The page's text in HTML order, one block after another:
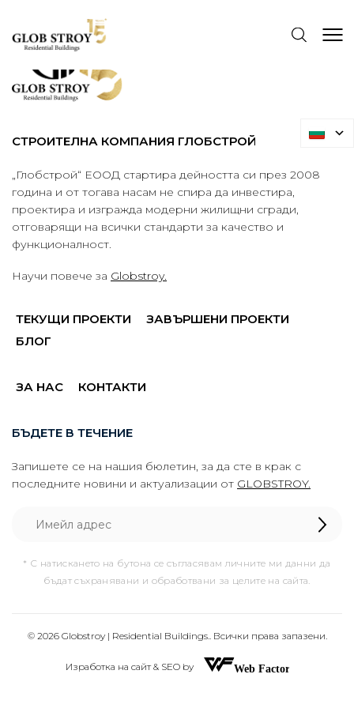
СТРОИТЕЛНА КОМПАНИЯ ГЛОБСТРОЙ
„Глобстрой“ ЕООД стартира дейността си през 2008
година и от тогава насам не спира да инвестира,
проектира и изгражда модерни жилищни сгради,
отговарящи на всички стандарти за качество и
функционалност.
Научи повече за Globstroy.
ТЕКУЩИ ПРОЕКТИ
ЗАВЪРШЕНИ ПРОЕКТИ
БЛОГ
ЗА НАС КОНТАКТИ
БЪДЕТЕ В ТЕЧЕНИЕ
Запишете се на нашия бюлетин, за да сте в крак с
последните новини и актуализации от GLOBSTROY.
* С натискането на бутона се съгласявам личните ми данни да
бъдат съхранявани и обработвани за целите на сайта.
© 2026 Globstroy | Residential Buildings.. Всички права запазени.
Изработка на сайт & SEO by